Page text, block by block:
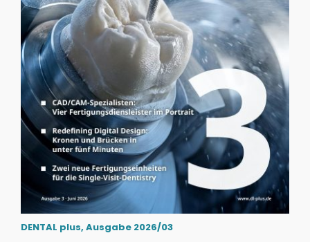
DENTAL plus, Ausgabe 2026/03